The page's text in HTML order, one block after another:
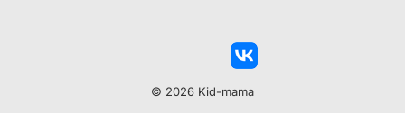
© 2026 Kid-mama